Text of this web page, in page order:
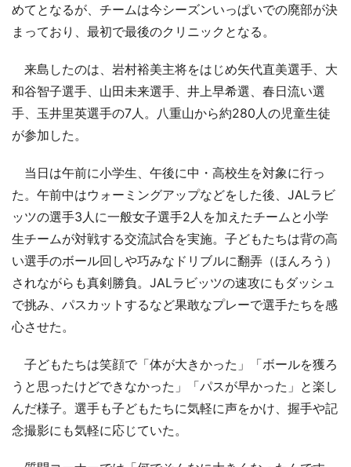
めてとなるが、チームは今シーズンいっぱいでの廃部が決
まっており、最初で最後のクリニックとなる。
来島したのは、岩村裕美主将をはじめ矢代直美選手、大
和谷智子選手、山田未来選手、井上早希選、春日流い選
手、玉井里英選手の7人。八重山から約280人の児童生徒
が参加した。
当日は午前に小学生、午後に中・高校生を対象に行っ
た。午前中はウォーミングアップなどをした後、JALラビ
ッツの選手3人に一般女子選手2人を加えたチームと小学
生チームが対戦する交流試合を実施。子どもたちは背の高
い選手のボール回しや巧みなドリブルに翻弄（ほんろう）
されながらも真剣勝負。JALラビッツの速攻にもダッシュ
で挑み、パスカットするなど果敢なプレーで選手たちを感
心させた。
子どもたちは笑顔で「体が大きかった」「ボールを獲ろ
うと思ったけどできなかった」「パスが早かった」と楽し
んだ様子。選手も子どもたちに気軽に声をかけ、握手や記
念撮影にも気軽に応じていた。